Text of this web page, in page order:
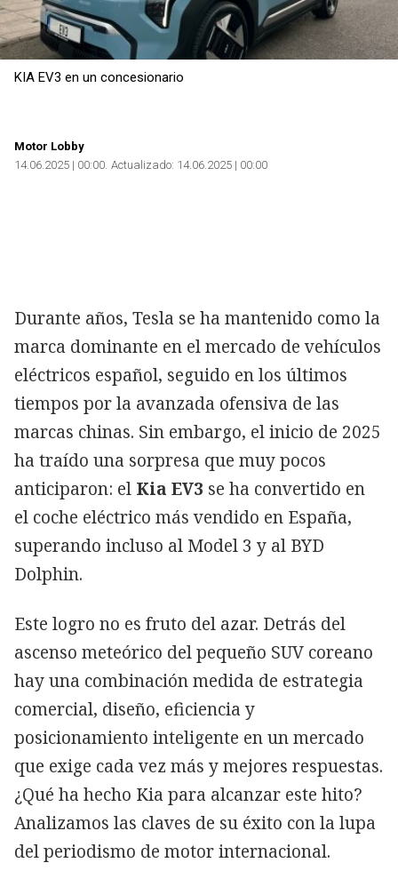
KIA EV3 en un concesionario
Motor Lobby
14.06.2025 | 00:00 Actualizado: 14.06.2025 | 00:00
Durante años, Tesla se ha mantenido como la
marca dominante en el mercado de vehículos
eléctricos español, seguido en los últimos
tiempos por la avanzada ofensiva de las
marcas chinas. Sin embargo, el inicio de 2025
ha traído una sorpresa que muy pocos
anticiparon: el Kia EV3 se ha convertido en
el coche eléctrico más vendido en España,
superando incluso al Model 3 y al BYD
Dolphin.
Este logro no es fruto del azar. Detrás del
ascenso meteórico del pequeño SUV coreano
hay una combinación medida de estrategia
comercial, diseño, eficiencia y
posicionamiento inteligente en un mercado
que exige cada vez más y mejores respuestas.
¿Qué ha hecho Kia para alcanzar este hito?
Analizamos las claves de su éxito con la lupa
del periodismo de motor internacional.